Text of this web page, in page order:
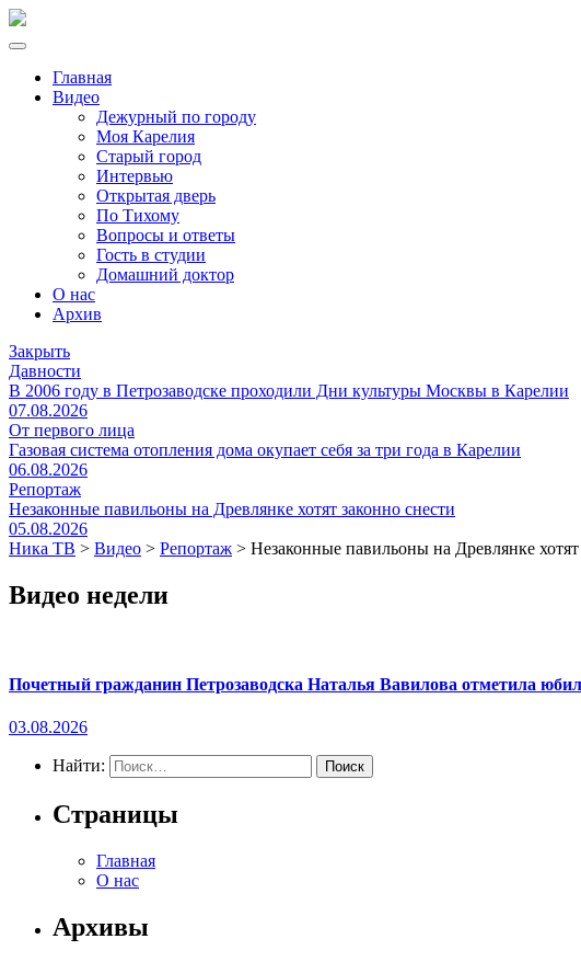
Главная
Видео
Дежурный по городу
Моя Карелия
Старый город
Интервью
Открытая дверь
По Тихому
Вопросы и ответы
Гость в студии
Домашний доктор
О нас
Архив
Закрыть
Давности
В 2006 году в Петрозаводске проходили Дни культуры Москвы в Карелии
07.08.2026
От первого лица
Газовая система отопления дома окупает себя за три года в Карелии
06.08.2026
Репортаж
Незаконные павильоны на Древлянке хотят законно снести
05.08.2026
Ника ТВ > Видео > Репортаж > Незаконные павильоны на Древлянке хотят
Видео недели
Почетный гражданин Петрозаводска Наталья Вавилова отметила
03.08.2026
Найти:
Страницы
Главная
О нас
Архивы